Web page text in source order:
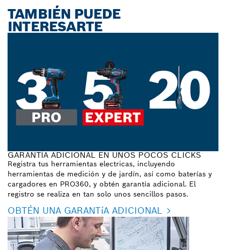
TAMBIÉN PUEDE
INTERESARTE
GARANTÍA ADICIONAL EN UNOS POCOS CLICKS
Registra tus herramientas electricas, incluyendo
herramientas de medición y de jardín, así como baterías y
cargadores en PRO360, y obtén garantía adicional. El
registro se realiza en tan solo unos sencillos pasos.
OBTÉN UNA GARANTíA ADICIONAL